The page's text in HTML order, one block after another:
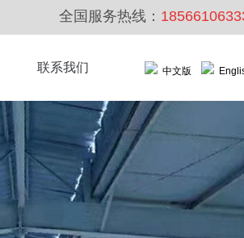
联系我们 中文版
全国服务热线：